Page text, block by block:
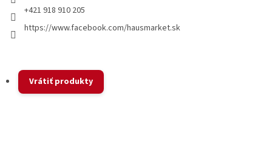
+421 918 910 205
https://www.facebook.com/hausmarket.sk
Vrátiť produkty